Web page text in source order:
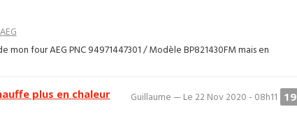
AEG
four AEG PNC 94971447301 / Modèle BP821430FM mais en
19
Guillaume — Le 22 Nov 2020 - 08h11
plus en chaleur